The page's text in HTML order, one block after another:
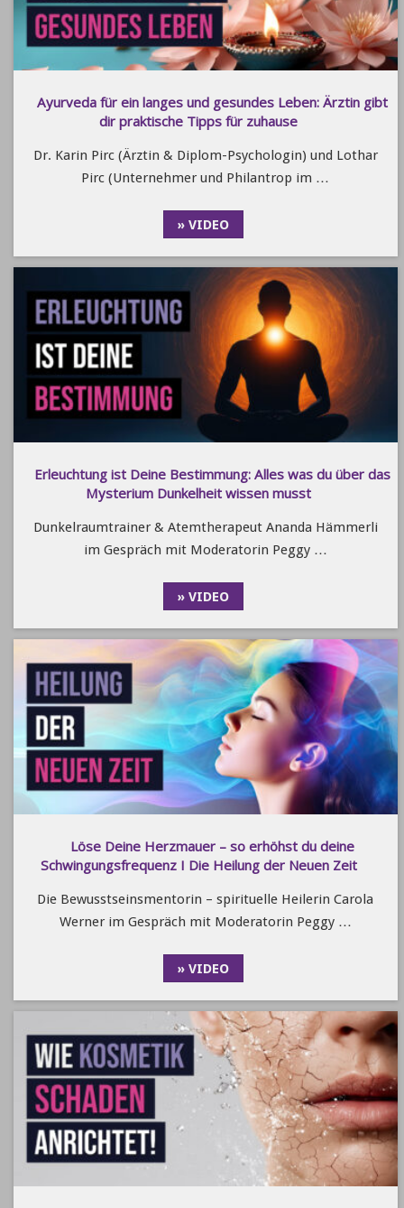
Ayurveda für ein langes und gesundes Leben: Ärztin gibt
dir praktische Tipps für zuhause
Dr. Karin Pirc (Ärztin & Diplom-Psychologin) und Lothar
Pirc (Unternehmer und Philantrop im …
» VIDEO
Erleuchtung ist Deine Bestimmung: Alles was du über das
Mysterium Dunkelheit wissen musst
Dunkelraumtrainer & Atemtherapeut Ananda Hämmerli
im Gespräch mit Moderatorin Peggy …
» VIDEO
Löse Deine Herzmauer – so erhöhst du deine
Schwingungsfrequenz I Die Heilung der Neuen Zeit
Die Bewusstseinsmentorin – spirituelle Heilerin Carola
Werner im Gespräch mit Moderatorin Peggy …
» VIDEO